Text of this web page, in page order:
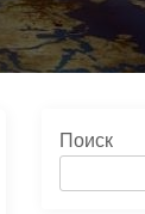
Поиск